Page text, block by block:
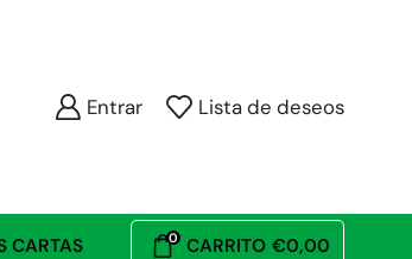
Entrar Lista de deseos
CARTAS 0 CARRITO €0,00